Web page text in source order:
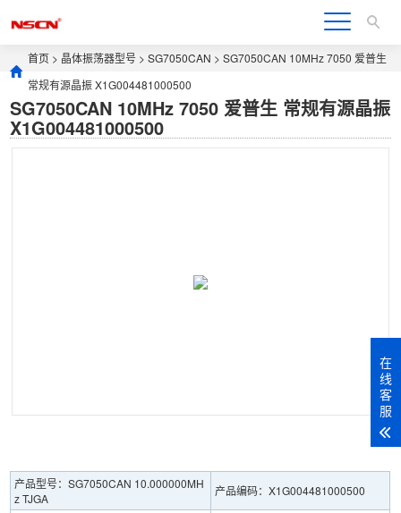
首页 > 晶体振荡器型号 >SG7050CAN > SG7050CAN 10MHz 7050 爱普生
常规有源晶振 X1G004481000500
SG7050CAN 10MHz 7050 爱普生 常规有源晶振
X1G004481000500
产品型号：SG7050CAN 10.000000MH
z TJGA
产品编码：X1G004481000500
在
线
客
服